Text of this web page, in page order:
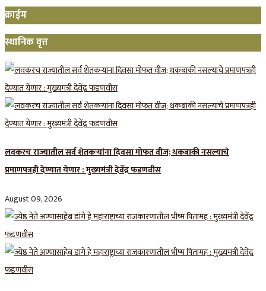
क्राईम
स्थानिक वृत्त
लवकरच राज्यातील सर्व शेतकऱ्यांना दिवसा मोफत वीज; थकबाकी नसल्याचे
प्रमाणपत्रही देण्यात येणार : मुख्यमंत्री देवेंद्र फडणवीस
August 09, 2026